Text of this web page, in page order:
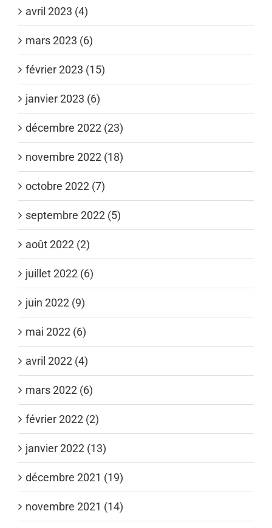
avril 2023 (4)
mars 2023 (6)
février 2023 (15)
janvier 2023 (6)
décembre 2022 (23)
novembre 2022 (18)
octobre 2022 (7)
septembre 2022 (5)
août 2022 (2)
juillet 2022 (6)
juin 2022 (9)
mai 2022 (6)
avril 2022 (4)
mars 2022 (6)
février 2022 (2)
janvier 2022 (13)
décembre 2021 (19)
novembre 2021 (14)